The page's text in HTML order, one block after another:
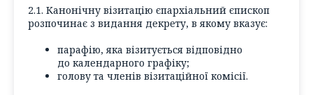
2.1. Канонічну візитацію єпархіальний єпископ
розпочинає з видання декрету, в якому вказує:
парафію, яка візитується відповідно
до календарного графіку;
голову та членів візитаційної комісії.